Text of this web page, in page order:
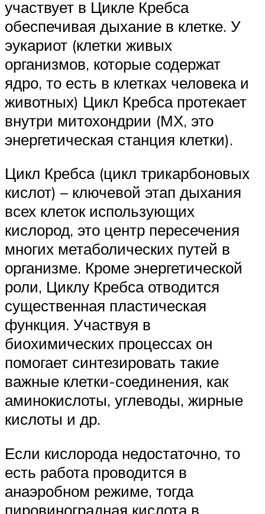
участвует в Цикле Кребса
обеспечивая дыхание в клетке. У
эукариот (клетки живых
организмов, которые содержат
ядро, то есть в клетках человека и
животных) Цикл Кребса протекает
внутри митохондрии (МХ, это
энергетическая станция клетки).
Цикл Кребса (цикл трикарбоновых
кислот) – ключевой этап дыхания
всех клеток использующих
кислород, это центр пересечения
многих метаболических путей в
организме. Кроме энергетической
роли, Циклу Кребса отводится
существенная пластическая
функция. Участвуя в
биохимических процессах он
помогает синтезировать такие
важные клетки-соединения, как
аминокислоты, углеводы, жирные
кислоты и др.
Если кислорода недостаточно, то
есть работа проводится в
анаэробном режиме, тогда
пировиноградная кислота в